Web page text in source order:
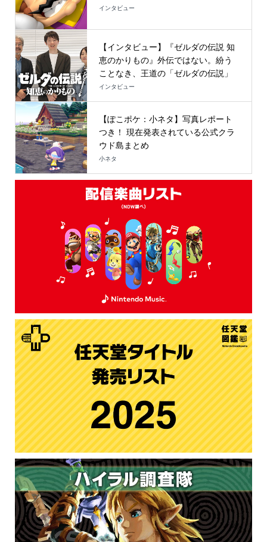
インタビュー
【インタビュー】『ゼルダの伝説 知
恵のかりもの』外伝ではない。紛う
ことなき、王道の「ゼルダの伝説」
インタビュー
【ぽこポケ：小ネタ】写真レポート
つき！ 現在発表されている公式クラ
ウド島まとめ
小ネタ